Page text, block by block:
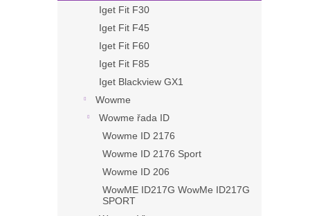
Iget Fit F30
Iget Fit F45
Iget Fit F60
Iget Fit F85
Iget Blackview GX1
Wowme
Wowme řada ID
Wowme ID 2176
Wowme ID 2176 Sport
Wowme ID 206
WowME ID217G WowMe ID217G
SPORT